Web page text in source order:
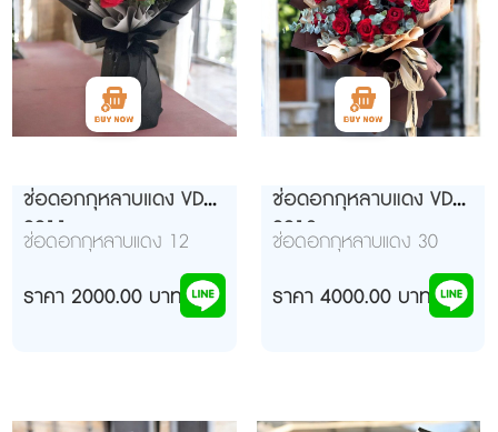
ช่อดอกกุหลาบแดง VD
9911
ช่อดอกกุหลาบแดง 12
ราคา 2000.00 บาท
ช่อดอกกุหลาบแดง VD
9912
ช่อดอกกุหลาบแดง 30
ดอก ห่อสีน้ำตาล แดง โบว์
ขาวครีมดำ
ราคา 4000.00 บาท